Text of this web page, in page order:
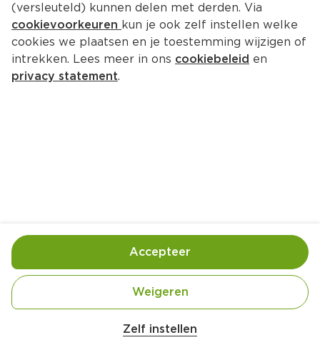
De Kleine Keuken Bio
Rijstwafeltjes met aardbei
Handige informatie over dit product
Biologisch
(versleuteld) kunnen delen met derden. Via
cookievoorkeuren kun je ook zelf instellen welke
cookies we plaatsen en je toestemming wijzigen of
intrekken. Lees meer in ons cookiebeleid en
privacy statement.
Zelf instellen
Weigeren
Accepteer